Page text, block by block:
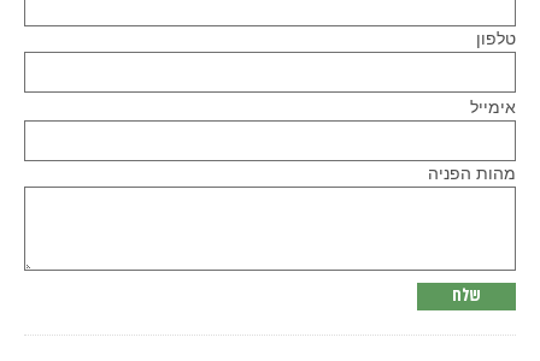
טלפון
leave
אימייל
מהות הפניה